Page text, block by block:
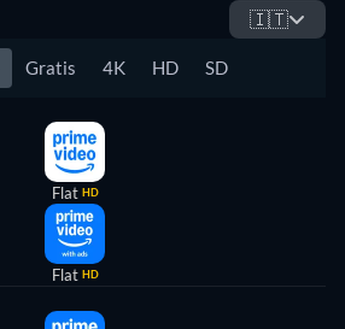
🇮🇹
Gratis 4K HD SD
Flat HD
Flat HD